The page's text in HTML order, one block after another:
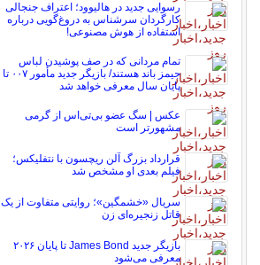
رسوایی جدید در هالیوود؛ اعتراف جنجالی
کارگردان سرشناس به دروغ‌گویی درباره
استفاده از هوش مصنوعی!
تمام مردانی که در صف پوشیدن لباس
جیمز باند هستند/ بازیگر جدید مأمور ۰۰۷ تا
پایان سال معرفی خواهد شد
عکس | سگ عضو بی‌تی‌اس از گرمی
مشهورتر است
قرارداد بزرگ آلن ریچسون با نتفلیکس؛
فیلم بعدی او مشخص شد
سریال «خشمگین»؛ روایتی متفاوت از یک
قاتل زنجیره‌ای زن
بازیگر جدید James Bond تا پایان ۲۰۲۶
معرفی می‌شود